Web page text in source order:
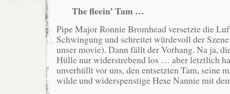
The fleein’ Tam …
Pipe Major Ronnie Bromhead versetzte die
Schwingung und schreitet würdevoll der
unser movie). Dann fällt der Vorhang. Na ja,
Hülle nur widerstrebend los … aber letztlich
unverhüllt vor uns, den entsetzten Tam, seine
wilde und widerspenstige Hexe Nannie mit